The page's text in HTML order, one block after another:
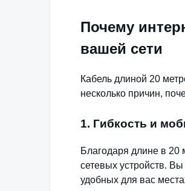
Почему
вашей сети
Кабель длиной 20
несколько причин,
1. Гибкость и
Благодаря длине в 20
сетевых устройств.
удобных для вас